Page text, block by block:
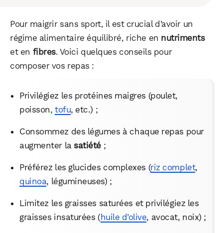
Pour maigrir sans sport, il est crucial d’avoir un
régime alimentaire équilibré, riche en nutriments
et en fibres. Voici quelques conseils pour
composer vos repas :
Privilégiez les protéines maigres (poulet,
poisson,tofu, etc.) ;
Consommez des légumes à chaque repas pour
augmenter lasatiété ;
Préférez les glucides complexes (riz complet,
quinoa, légumineuses) ;
Limitez les graisses saturées et privilégiez les
graisses insaturées (huile d’olive, avocat, noix) ;